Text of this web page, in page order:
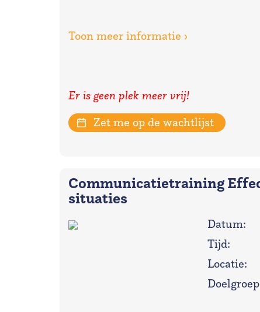
Toon meer informatie ›
Er is geen plek meer vrij!
Zet me op de wachtlijst
Communicatietraining
situaties
Datum:
Tijd:
Locatie: